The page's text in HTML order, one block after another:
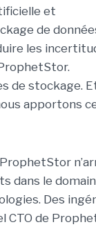
et
de
les
de stockage.
apportons
dans le
Des
CTO de